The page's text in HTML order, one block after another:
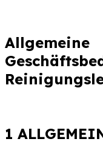
Allgemeine
1